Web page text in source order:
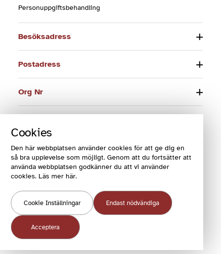
Cookies
Den här webbplatsen använder cookies för att ge dig en
så bra upplevelse som möjligt. Genom att du fortsätter att
använda webbplatsen godkänner du att vi använder
cookies. Läs mer här.
Cookie Inställningar Endast nödvändiga
Acceptera
Personuppgiftsbehandling
Besöksadress
Postadress
Org Nr
E-post
© 2024 Funktionsrätt Sverige
COOKIES OCH VILLKOR
COOKIEINSTÄLLNINGAR